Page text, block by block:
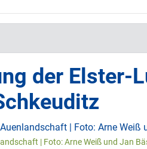
der Elster-
| Foto: Arne Weiß und Jan